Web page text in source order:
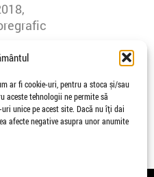
ar fi cookie-uri, pentru a stoca și/sau
aceste tehnologii ne permite să
unice pe acest site. Dacă nu îți dai
afecte negative asupra unor anumite